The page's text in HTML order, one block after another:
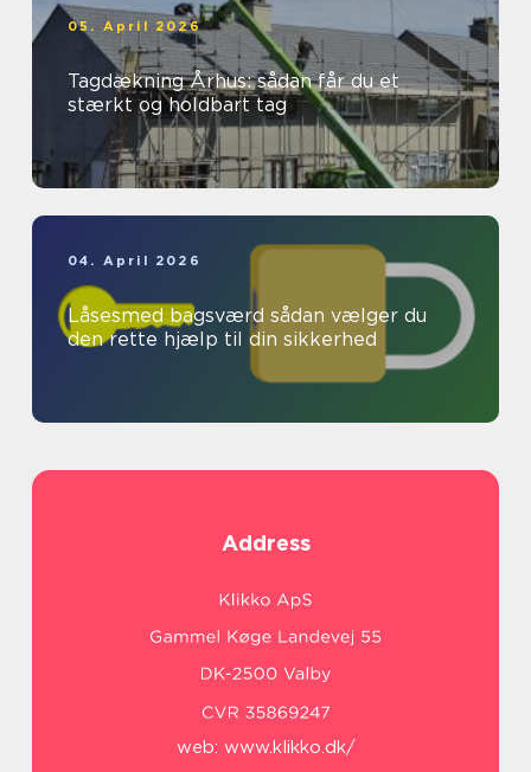
05. April 2026
Tagdækning Århus: sådan får du et
stærkt og holdbart tag
04. April 2026
Låsesmed bagsværd sådan vælger du
den rette hjælp til din sikkerhed
Address
web: www.klikko.dk/